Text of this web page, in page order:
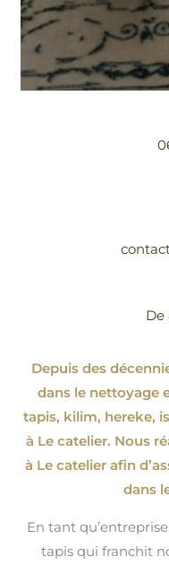
De
Depuis des
dans le nettoyage
tapis, kilim, hereke,
à Le catelier. Nous
à Le catelier afin
dans
En tant
tapis qui franchit